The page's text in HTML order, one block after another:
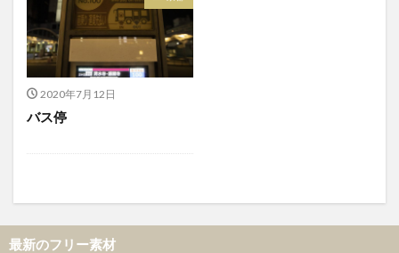
2020年7月12日
バス停
最新のフリー素材